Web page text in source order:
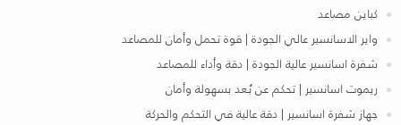
كباين مصاعد
واير الاسانسير عالي الجودة | قوة تحمل وأمان للمصاعد
شفرة اسانسير عالية الجودة | دقة وأداء للمصاعد
ريموت اسانسير | تحكم عن بُعد بسهولة وأمان
جهاز شفرة اسانسير | دقة عالية في التحكم والحركة